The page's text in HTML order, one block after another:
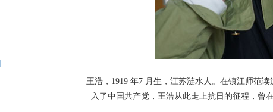
王浩，1919 年7 月生，江苏涟水人。在镇江师范读
入了中国共产党，王浩从此走上抗日的征程，曾